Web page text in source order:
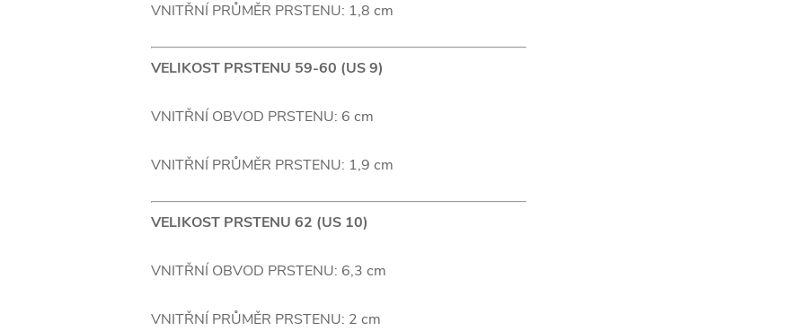
VNITŘNÍ PRŮMĚR PRSTENU: 1,8 cm
VELIKOST PRSTENU 59-60 (US 9)
VNITŘNÍ OBVOD PRSTENU: 6 cm
VNITŘNÍ PRŮMĚR PRSTENU: 1,9 cm
VELIKOST PRSTENU 62 (US 10)
VNITŘNÍ OBVOD PRSTENU: 6,3 cm
VNITŘNÍ PRŮMĚR PRSTENU: 2 cm